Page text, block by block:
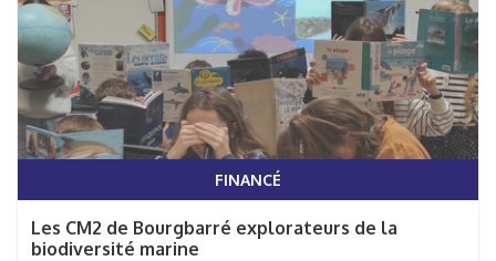
FINANCÉ
Les CM2 de Bourgbarré explorateurs de la
biodiversité marine